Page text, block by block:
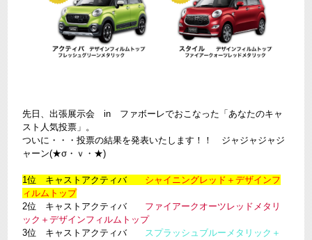
先日、出張展示会 in ファボーレでおこなった「あなたのキャ
スト人気投票」。
ついに・・・投票の結果を発表いたします！！ ジャジャジャジ
ャーン(★σ・ｖ・★)
1位 キャストアクティバ シャイニングレッド＋デザインフ
ィルムトップ
2位 キャストアクティバ ファイアークオーツレッドメタリ
ック＋デザインフィルムトップ
3位 キャストアクティバ スプラッシュブルーメタリック＋